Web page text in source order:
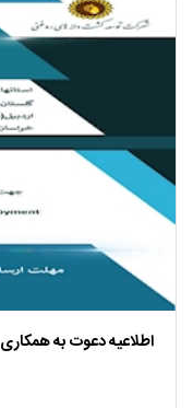
اطلاعیه دعوت به همکاری